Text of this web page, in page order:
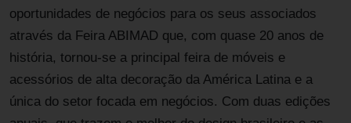
oportunidades de negócios para os seus associados
através da Feira ABIMAD que, com quase 20 anos de
história, tornou-se a principal feira de móveis e
acessórios de alta decoração da América Latina e a
única do setor focada em negócios. Com duas edições